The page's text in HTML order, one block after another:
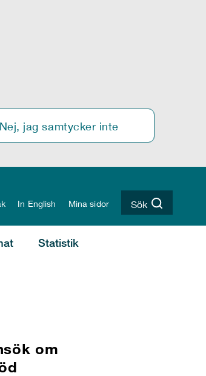
Nej, jag samtycker inte
In English Mina sidor Sök
Statistik
om